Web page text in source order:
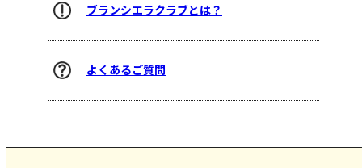
ブランシエラクラブとは？
よくあるご質問